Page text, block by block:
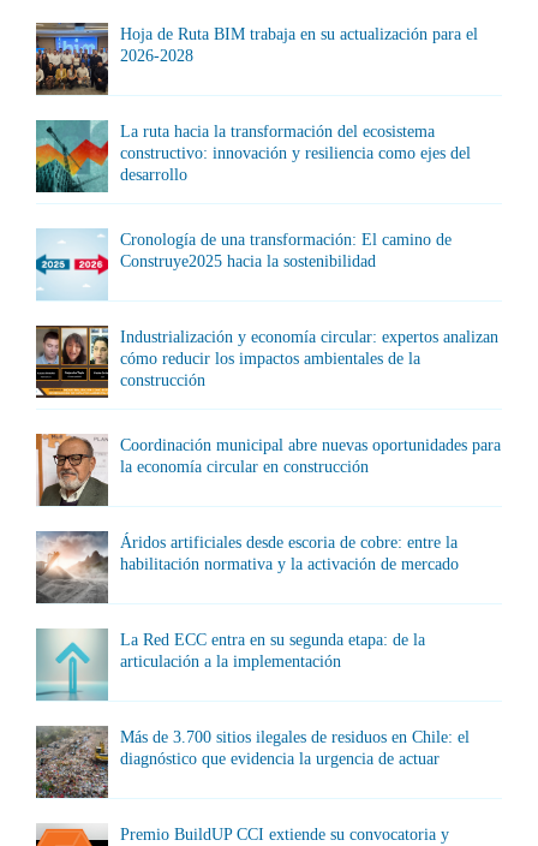
Hoja de Ruta BIM trabaja en su actualización para el
2026-2028
La ruta hacia la transformación del ecosistema
constructivo: innovación y resiliencia como ejes del
desarrollo
Cronología de una transformación: El camino de
Construye2025 hacia la sostenibilidad
Industrialización y economía circular: expertos analizan
cómo reducir los impactos ambientales de la
construcción
Coordinación municipal abre nuevas oportunidades para
la economía circular en construcción
Áridos artificiales desde escoria de cobre: entre la
habilitación normativa y la activación de mercado
La Red ECC entra en su segunda etapa: de la
articulación a la implementación
Más de 3.700 sitios ilegales de residuos en Chile: el
diagnóstico que evidencia la urgencia de actuar
Premio BuildUP CCI extiende su convocatoria y